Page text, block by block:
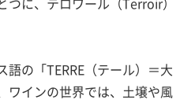
つに、テロワール（Terroir）
語の「TERRE（テール）＝大
ワインの世界では、土壌や風